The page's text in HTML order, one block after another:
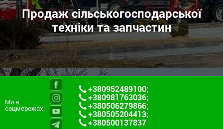
Продаж сільськогосподарської
техніки та запчастин
Ми в
соцмережах:
+380952489100;
+380981763036;
+380506279866;
+380505204413;
+380500137837